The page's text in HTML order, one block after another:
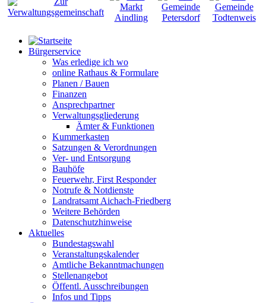
Bürgerservice
Was erledige ich wo
online Rathaus & Formulare
Planen / Bauen
Finanzen
Ansprechpartner
Verwaltungsgliederung
Ämter & Funktionen
Kummerkasten
Satzungen & Verordnungen
Ver- und Entsorgung
Bauhöfe
Feuerwehr, First Responder
Notrufe & Notdienste
Landratsamt Aichach-Friedberg
Weitere Behörden
Datenschutzhinweise
Aktuelles
Bundestagswahl
Veranstaltungskalender
Amtliche Bekanntmachungen
Stellenangebot
Öffentl. Ausschreibungen
Infos und Tipps